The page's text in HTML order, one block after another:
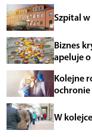
Szpital
Biznes
apeluje
Kolejne
W